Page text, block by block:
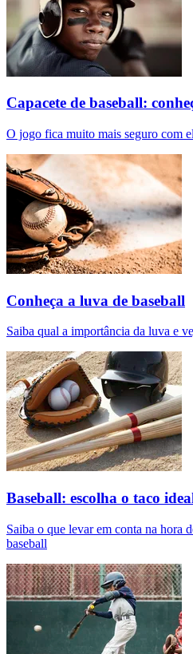
Capacete de baseball:
O jogo fica muito mais seguro com
Conheça a luva de baseball
Saiba qual a importância da luva e
Baseball: escolha o taco
Saiba o que levar em conta na hora
baseball